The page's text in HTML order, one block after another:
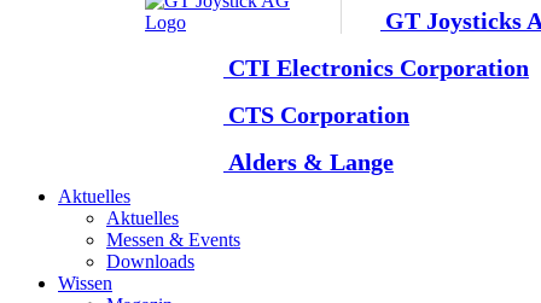
GT Joysticks
CTI Electronics Corporation
CTS Corporation
Alders & Lange
Aktuelles
Aktuelles
Messen & Events
Downloads
Wissen